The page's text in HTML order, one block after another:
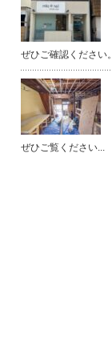
ぜひご確認ください。
ぜひご覧ください...